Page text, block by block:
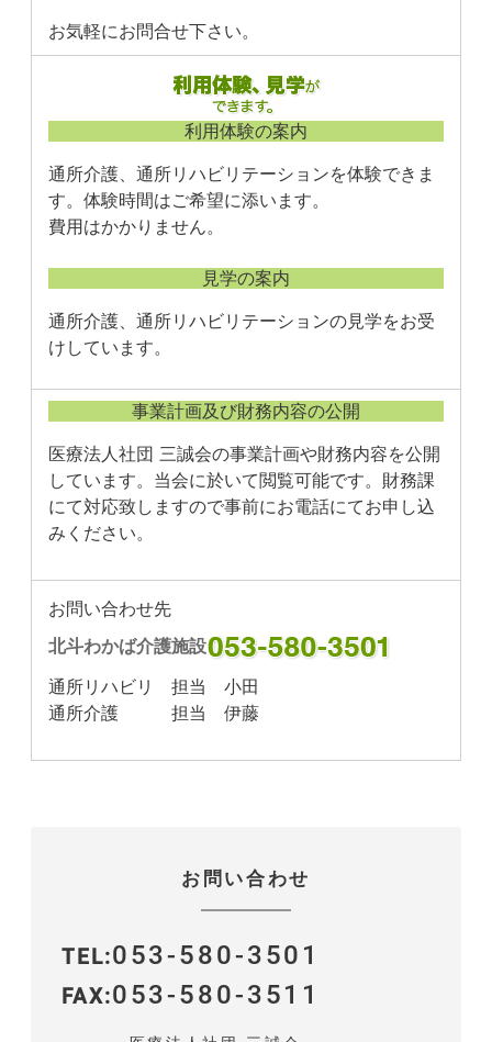
お気軽にお問合せ下さい。
利用体験の案内
通所介護、通所リハビリテーションを体験できま
す。体験時間はご希望に添います。
費用はかかりません。
見学の案内
通所介護、通所リハビリテーションの見学をお受
けしています。
事業計画及び財務内容の公開
医療法人社団 三誠会の事業計画や財務内容を公開
しています。当会に於いて閲覧可能です。財務課
にて対応致しますので事前にお電話にてお申し込
みください。
お問い合わせ先
北斗わかば介護施設
通所リハビリ 担当 小田
通所介護 担当 伊藤
お問い合わせ
TEL 053-580-3501
FAX 053-580-3511